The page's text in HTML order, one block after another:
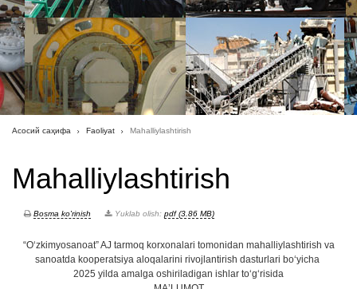
Асосий саҳифа Faoliyat Mahalliylashtirish
Mahalliylashtirish
Bosma ko'rinish Yuklab olish: pdf (3.86 MB)
“Oʻzkimyosanoat” AJ tarmoq korxonalari tomonidan mahalliylashtirish va
sanoatda kooperatsiya aloqalarini rivojlantirish dasturlari boʻyicha
2025 yilda amalga oshiriladigan ishlar toʻgʻrisida